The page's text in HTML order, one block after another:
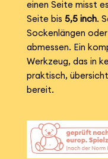
einen Seite misst
Seite bis 5,5 inch.
Sockenlängen
abmessen. Ein
Werkzeug, das in
praktisch,
bereit.